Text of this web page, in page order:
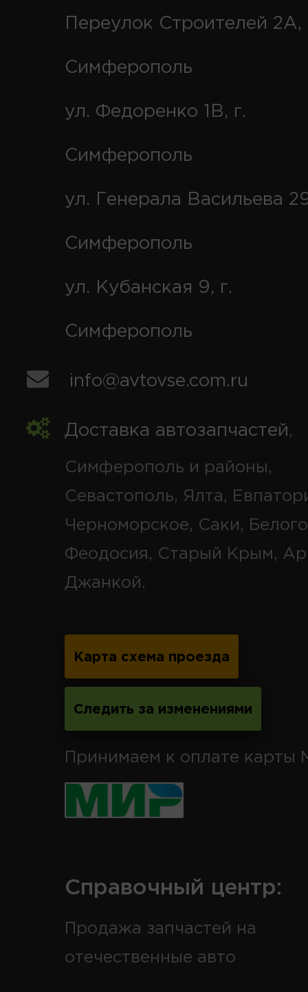
Переулок Строителей 2А,
Симферополь
ул. Федоренко 1В, г.
Симферополь
ул. Генерала Васильева
Симферополь
ул. Кубанская 9, г.
Симферополь
info@avtovse.com.ru
Доставка автозапчастей,
Симферополь и районы,
Севастополь, Ялта,
Черноморское, Саки,
Феодосия, Старый Крым,
Джанкой.
Карта схема проезда
Следить за изменениями
Принимаем к оплате карты
Справочный центр:
Продажа запчастей на
отечественные авто